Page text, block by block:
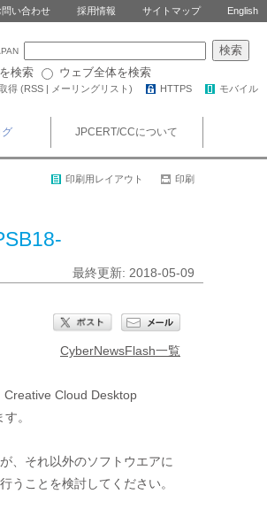
問い合わせ 採用情報 サイトマップ English
検索 ウェブ全体を検索
得 (RSS | メーリングリスト ) HTTPS モバイル
グ JPCERT/CCについて
印刷用レイアウト 印刷
最終更新: 2018-05-09
CyberNewsFlash一覧
Creative Cloud Desktop
。
、それ以外のソフトウエアに
うことを検討してください。